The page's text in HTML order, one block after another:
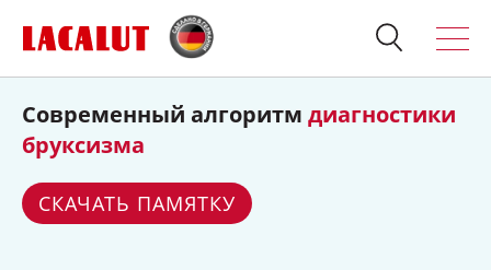
О бренде
Искать
Видеозапись вебинара «Имплантация у
пациентов с онкологией»
СМОТРЕТЬ